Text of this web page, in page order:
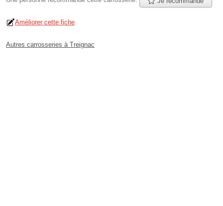
Améliorer cette fiche
Autres carrosseries à Treignac